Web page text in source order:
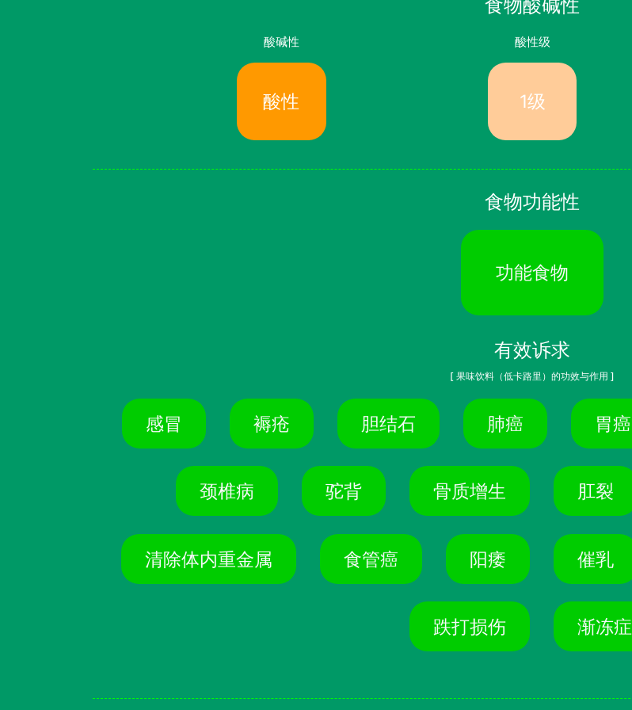
食物酸碱性
酸碱性 酸性级
酸性 1级
食物功能性
功能食物
有效诉求
[ 果味饮料（低卡路里）的功效与作用 ]
感冒 褥疮 胆结石 肺癌 胃癌
颈椎病 驼背 骨质增生 肛裂
清除体内重金属 食管癌 阳痿 催乳
跌打损伤 渐冻症